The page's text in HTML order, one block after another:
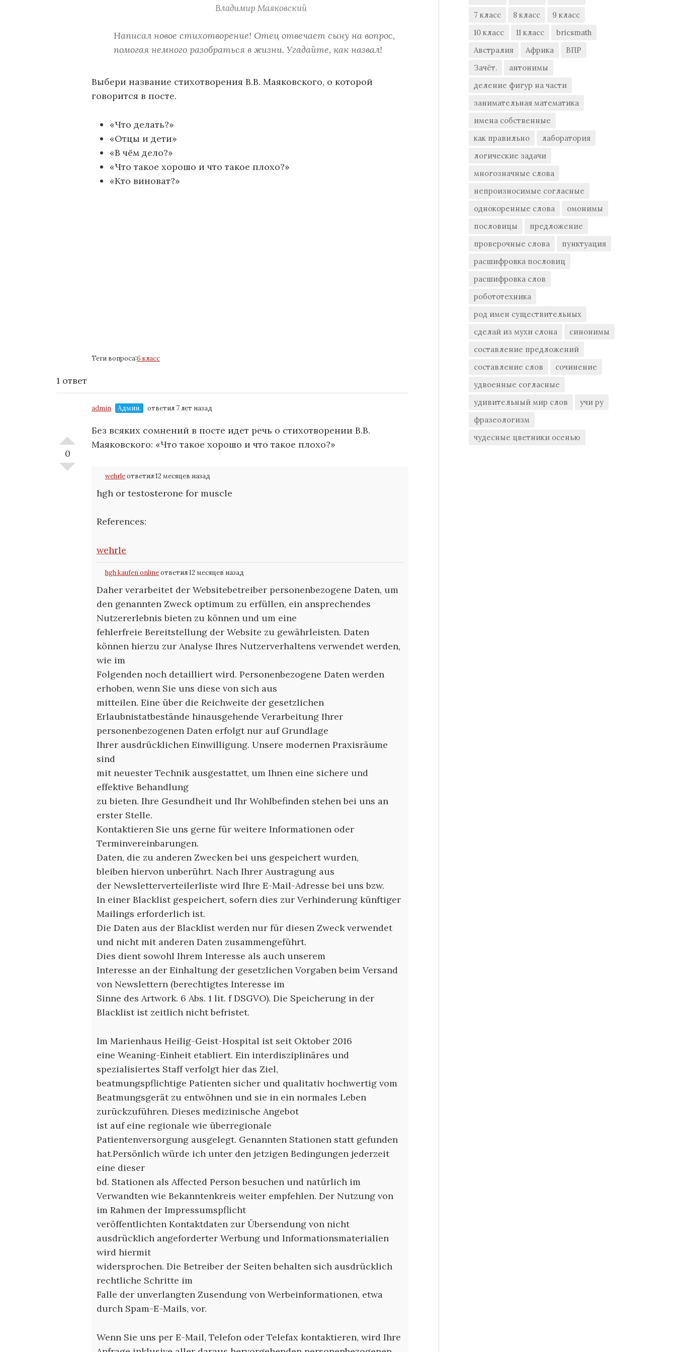
Владимир Маяковский
Написал новое стихотворение! Отец отвечает сыну на вопрос,
помогая немного разобраться в жизни. Угадайте, как назвал!
Выбери название стихотворения В.В. Маяковского, о которой
говорится в посте.
«Что делать?»
«Отцы и дети»
«В чём дело?»
«Что такое хорошо и что такое плохо?»
«Кто виноват?»
Теги вопроса:6 класс
1 ответ
0
admin Админ. ответил 7 лет назад
Без всяких сомнений в посте идет речь о стихотворении В.В.
Маяковского: «Что такое хорошо и что такое плохо?»
wehrleответил 12 месяцев назад
hgh or testosterone for muscle
References:
wehrle
hgh kaufen onlineответил 12 месяцев назад
Daher verarbeitet der Websitebetreiber personenbezogene Daten, um
den genannten Zweck optimum zu erfüllen, ein ansprechendes
Nutzererlebnis bieten zu können und um eine
fehlerfreie Bereitstellung der Website zu gewährleisten. Daten
können hierzu zur Analyse Ihres Nutzerverhaltens verwendet werden,
wie im
Folgenden noch detailliert wird. Personenbezogene Daten werden
erhoben, wenn Sie uns diese von sich aus
mitteilen. Eine über die Reichweite der gesetzlichen
Erlaubnistatbestände hinausgehende Verarbeitung Ihrer
personenbezogenen Daten erfolgt nur auf Grundlage
Ihrer ausdrücklichen Einwilligung. Unsere modernen Praxisräume
sind
mit neuester Technik ausgestattet, um Ihnen eine sichere und
effektive Behandlung
zu bieten. Ihre Gesundheit und Ihr Wohlbefinden stehen bei uns an
erster Stelle.
Kontaktieren Sie uns gerne für weitere Informationen oder
Terminvereinbarungen.
Daten, die zu anderen Zwecken bei uns gespeichert wurden,
bleiben hiervon unberührt. Nach Ihrer Austragung aus
der Newsletterverteilerliste wird Ihre E-Mail-Adresse bei uns bzw.
In einer Blacklist gespeichert, sofern dies zur Verhinderung künftiger
Mailings erforderlich ist.
Die Daten aus der Blacklist werden nur für diesen Zweck verwendet
und nicht mit anderen Daten zusammengeführt.
Dies dient sowohl Ihrem Interesse als auch unserem
Interesse an der Einhaltung der gesetzlichen Vorgaben beim Versand
von Newslettern (berechtigtes Interesse im
Sinne des Artwork. 6 Abs. 1 lit. f DSGVO). Die Speicherung in der
Blacklist ist zeitlich nicht befristet.
Im Marienhaus Heilig-Geist-Hospital ist seit Oktober 2016
eine Weaning-Einheit etabliert. Ein interdisziplinäres und
spezialisiertes Staff verfolgt hier das Ziel,
beatmungspflichtige Patienten sicher und qualitativ hochwertig vom
Beatmungsgerät zu entwöhnen und sie in ein normales Leben
zurückzuführen. Dieses medizinische Angebot
ist auf eine regionale wie überregionale
Patientenversorgung ausgelegt. Genannten Stationen statt gefunden
hat.Persönlich würde ich unter den jetzigen Bedingungen jederzeit
eine dieser
bd. Stationen als Affected Person besuchen und natürlich im
Verwandten wie Bekanntenkreis weiter empfehlen. Der Nutzung von
im Rahmen der Impressumspflicht
veröffentlichten Kontaktdaten zur Übersendung von nicht
ausdrücklich angeforderter Werbung und Informationsmaterialien
wird hiermit
widersprochen. Die Betreiber der Seiten behalten sich ausdrücklich
rechtliche Schritte im
Falle der unverlangten Zusendung von Werbeinformationen, etwa
durch Spam-E-Mails, vor.
Wenn Sie uns per E-Mail, Telefon oder Telefax kontaktieren, wird Ihre
7 класс
8 класс
9 класс
10 класс
11 класс
bricsmath
Австралия
Африка
ВПР
Зачёт.
антонимы
деление фигур на части
занимательная математика
имена собственные
как правильно
лаборатория
логические задачи
многозначные слова
непроизносимые согласные
однокоренные слова
омонимы
пословицы
предложение
проверочные слова
пунктуация
расшифровка пословиц
расшифровка слов
робототехника
род имен существительных
сделай из мухи слона
синонимы
составление предложений
составление слов
сочинение
удвоенные согласные
удивительный мир слов
учи ру
фразеологизм
чудесные цветники осенью